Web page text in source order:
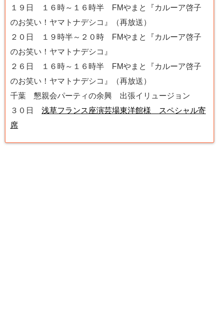
１９日 １６時～１６時半 FMやまと『カルーア啓子
のお笑い！ヤマトナデシコ』（再放送）
２０日 １９時半～２０時 FMやまと『カルーア啓子
のお笑い！ヤマトナデシコ』
２６日 １６時～１６時半 FMやまと『カルーア啓子
のお笑い！ヤマトナデシコ』（再放送）
千葉 懇親会パーティの余興 出張イリュージョン
３０日 浅草フランス座演芸場東洋館様 スペシャル寄
席